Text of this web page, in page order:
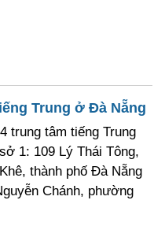
Trung ở Đà Nẵng
trung tâm tiếng Trung
1: 109 Lý Thái Tông,
thành phố Đà Nẵng
Chánh, phường